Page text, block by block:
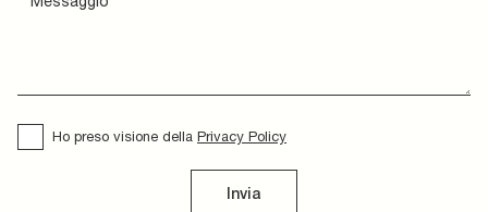
Ho preso visione della Privacy Policy
Invia